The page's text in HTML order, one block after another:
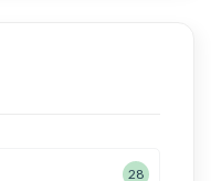
28